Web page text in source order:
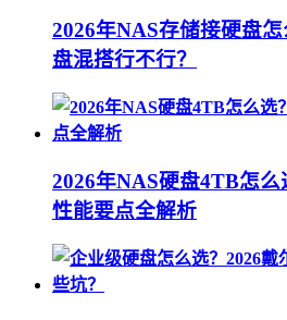
2026年NAS存储接硬盘
盘混搭行不行？
2026年NAS硬盘4TB怎
性能要点全解析